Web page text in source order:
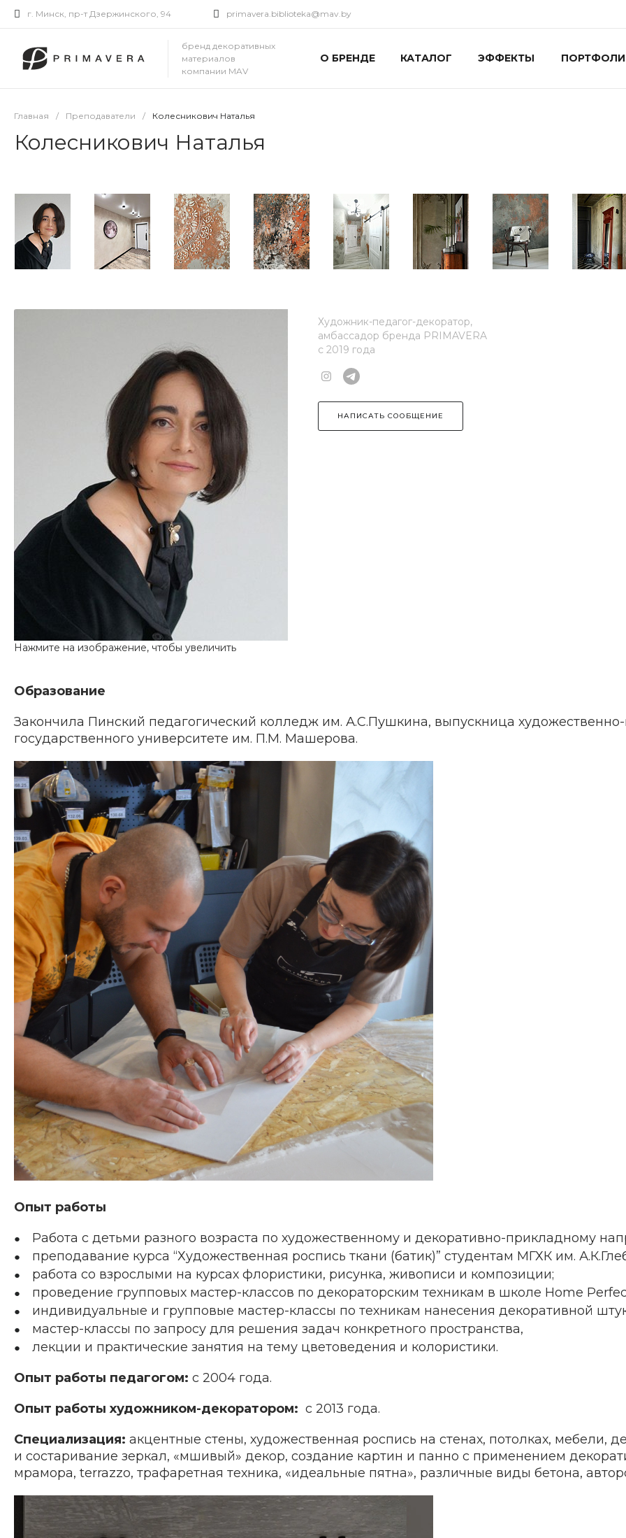
г. Минск, пр-т Дзержинского, 94 primavera.biblioteka@mav.by
бренд декоративных
материалов
компании MAV
О БРЕНДЕ КАТАЛОГ ЭФФЕКТЫ
Главная / Преподаватели / Колесникович Наталья
Колесникович Наталья
Художник-педагог-декоратор,
амбассадор бренда PRIMAVERA
c 2019 года
НАПИСАТЬ СООБЩЕНИЕ
Образование
Закончила Пинский педагогический колледж им. А.С.Пушкина, выпускница художественно-
государственного университете им. П.М. Машерова.
Опыт работы
Работа с детьми разного возраста по художественному и декоративно-прикладному
преподавание курса “Художественная роспись ткани (батик)” студентам МГХК им.
работа со взрослыми на курсах флористики, рисунка, живописи и композиции;
проведение групповых мастер-классов по декораторским техникам в школе Home
индивидуальные и групповые мастер-классы по техникам нанесения декоративной
мастер-классы по запросу для решения задач конкретного пространства,
лекции и практические занятия на тему цветоведения и колористики.
Опыт работы педагогом: с 2004 года.
Опыт работы художником-декоратором: с 2013 года.
Специализация: акцентные стены, художественная роспись на стенах, потолках, мебели,
и состаривание зеркал, «мшивый» декор, создание картин и панно с применением
мрамора, terrazzo, трафаретная техника, «идеальные пятна», различные виды бетона,